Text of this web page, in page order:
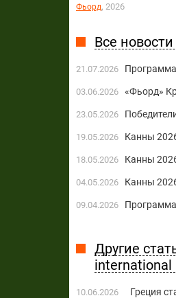
Фьорд, 2026
Все
21.07.2026
03.06.2026 «Фьорд»
23.05.2026
19.05.2026 Канны
18.05.2026 Канны
04.05.2026 Канны
09.04.2026
Другие
international
10.06.2026 Греция